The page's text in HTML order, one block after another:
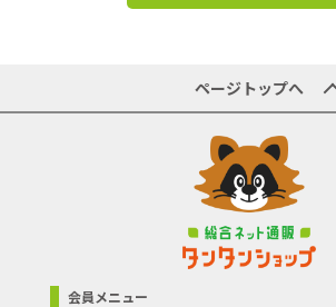
ページトップへ
会員メニュー